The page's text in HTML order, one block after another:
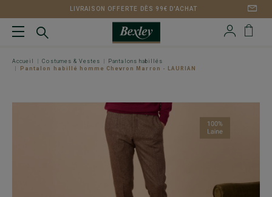
LIVRAISON OFFERTE DÈS 99€ D'ACHAT
Accueil Costumes & Vestes
Pantalons habillés
Pantalon habillé homme Chevron Marron - LAURIAN